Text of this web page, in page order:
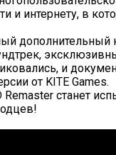
интернету, в
и
от KITE Games.
Remaster станет